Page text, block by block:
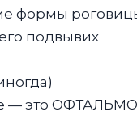
формы
подвывих
— это